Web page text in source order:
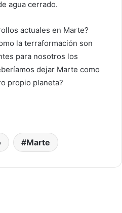
agua cerrado.
actuales en Marte?
la terraformación son
para nosotros los
dejar Marte como
propio planeta?
Marte